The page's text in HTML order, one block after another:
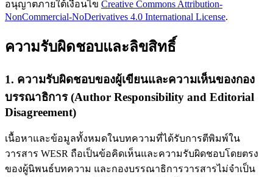
อนุญาตภายใต้เงื่อนไข Creative Commons Attribution-
NonCommercial-NoDerivatives 4.0 International License.
ความรับผิดชอบและลิขสิทธิ์
1. ความรับผิดชอบของผู้เขียนและความเห็นของกอง
บรรณาธิการ (Author Responsibility and Editorial
Disagreement)
เนื้อหาและข้อมูลทั้งหมดในบทความที่ได้รับการตีพิมพ์ใน
วารสาร WESR ถือเป็นข้อคิดเห็นและความรับผิดชอบโดยตรง
ของผู้นิพนธ์บทความ และกองบรรณาธิการวารสารไม่จำเป็น